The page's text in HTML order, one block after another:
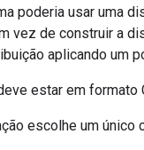
poderia usar uma
vez de construir a
aplicando um
estar em
escolhe um